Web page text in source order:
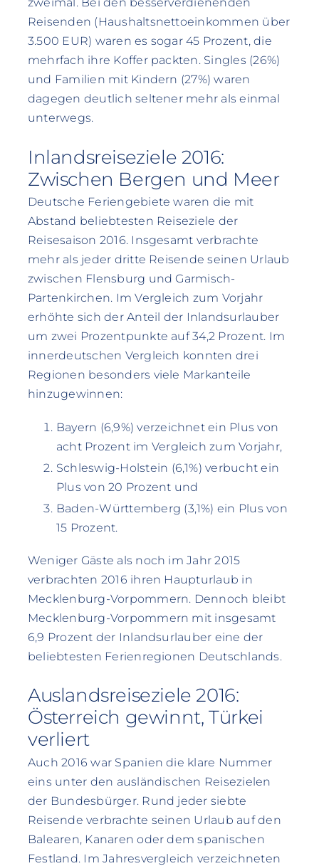
zweimal. Bei den besserverdienenden
Reisenden (Haushaltsnettoeinkommen über
3.500 EUR) waren es sogar 45 Prozent, die
mehrfach ihre Koffer packten. Singles (26%)
und Familien mit Kindern (27%) waren
dagegen deutlich seltener mehr als einmal
unterwegs.
Inlandsreiseziele 2016:
Zwischen Bergen und Meer
Deutsche Feriengebiete waren die mit
Abstand beliebtesten Reiseziele der
Reisesaison 2016. Insgesamt verbrachte
mehr als jeder dritte Reisende seinen Urlaub
zwischen Flensburg und Garmisch-
Partenkirchen. Im Vergleich zum Vorjahr
erhöhte sich der Anteil der Inlandsurlauber
um zwei Prozentpunkte auf 34,2 Prozent. Im
innerdeutschen Vergleich konnten drei
Regionen besonders viele Markanteile
hinzugewinnen:
Bayern (6,9%) verzeichnet ein Plus von
acht Prozent im Vergleich zum Vorjahr,
Schleswig-Holstein (6,1%) verbucht ein
Plus von 20 Prozent und
Baden-Württemberg (3,1%) ein Plus von
15 Prozent.
Weniger Gäste als noch im Jahr 2015
verbrachten 2016 ihren Haupturlaub in
Mecklenburg-Vorpommern. Dennoch bleibt
Mecklenburg-Vorpommern mit insgesamt
6,9 Prozent der Inlandsurlauber eine der
beliebtesten Ferienregionen Deutschlands.
Auslandsreiseziele 2016:
Österreich gewinnt, Türkei
verliert
Auch 2016 war Spanien die klare Nummer
eins unter den ausländischen Reisezielen
der Bundesbürger. Rund jeder siebte
Reisende verbrachte seinen Urlaub auf den
Balearen, Kanaren oder dem spanischen
Festland. Im Jahresvergleich verzeichneten